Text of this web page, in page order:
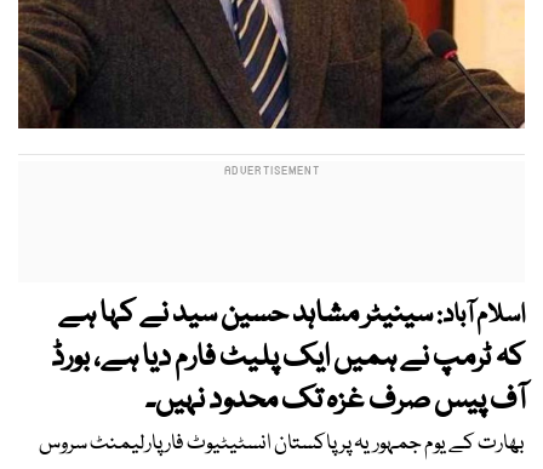
اسلام آباد:سینیٹر مشاہد حسین سید نے کہا ہے
کہ ٹرمپ نے ہمیں ایک پلیٹ فارم دیا ہے، بورڈ
آف پیس صرف غزہ تک محدود نہیں۔
بھارت کے یوم جمہوریہ پر پاکستان انسٹیٹیوٹ فار پارلیمنٹ سروس